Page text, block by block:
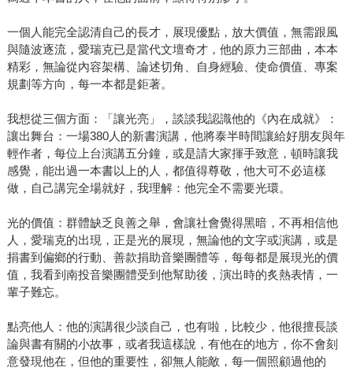
一個人能完全認清自己的長才，展現優點，放大價值，無需跟風
與隨波逐流，愛瑞克已是當代文壇奇才，他的原力三部曲，本本
精彩，無論從內容架構、論述切角、自身經驗、使命價值、專案
規劃等方向，每一本都是鉅著。
我想從三個方面：「讓光亮」，談談我認識他的《內在成就》：
讓出舞台：一場380人的新書演講，他將泰半時間讓給好朋友與年
輕作者，每位上台演講五分鐘，或是請大家揮手致意，頓時讓我
感覺，能出過一本書以上的人，都值得尊敬，他大可不必這樣
做，自己講完全場就好，我理解：他完全不需要光環。
光的價值：群體缺乏良善之舉，會讓社會覺得黑暗，不再相信他
人，愛瑞克的出現，正是光的展現，無論他的文字或演講，或是
捐書到偏鄉的行動、善款捐助音樂團體等，每每都是展現光的價
值，我看到南投音樂團體受到他幫助後，演出時的炙熱表情，一
輩子難忘。
點亮他人：他的演講很少談自己，也有啦，比較少，他很擅長談
論與書有關的小故事，或者我這樣說，有他在的地方，你不會刻
意發現他在，但他的重要性，卻無人能敵，每一個照顧過他的